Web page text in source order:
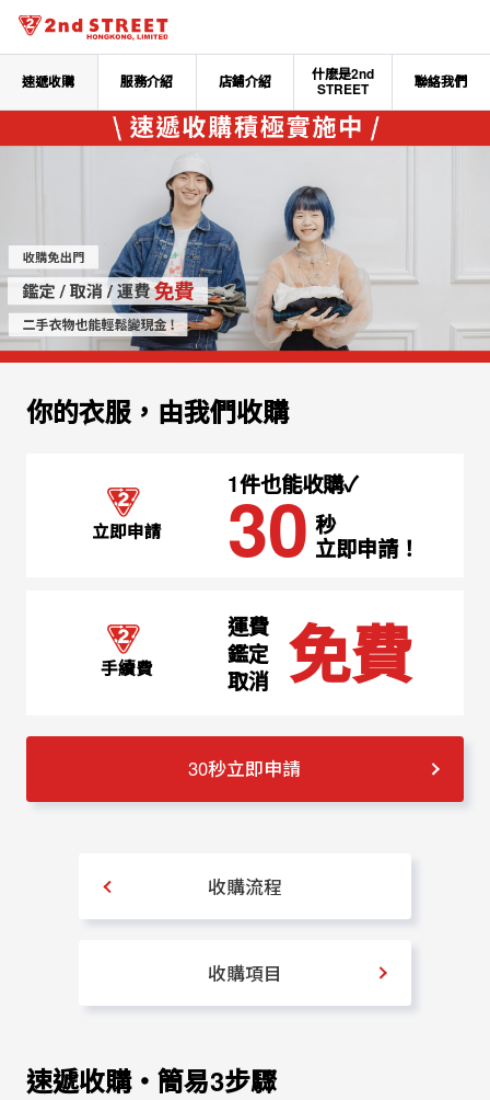
速遞收購 服務介紹 店鋪介紹
什麽是2nd
STREET
聯絡我們
你的衣服，由我們收購
立即申請
1件也能收購✓
30 秒
立即申請！
手續費
運費
鑑定
取消
免費
30秒立即申請
收購流程
收購項目
速遞收購‧簡易3步驟